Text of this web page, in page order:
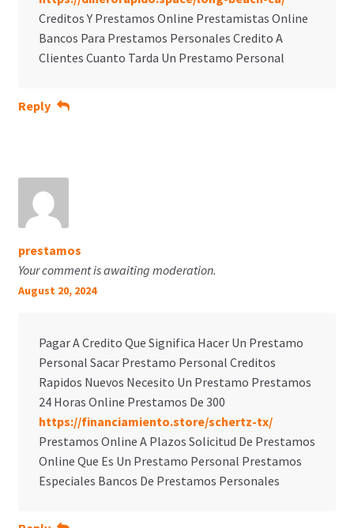
Creditos Y Prestamos Online Prestamistas Online
Bancos Para Prestamos Personales Credito A
Clientes Cuanto Tarda Un Prestamo Personal
Reply
prestamos
Your comment is awaiting moderation.
August 20, 2024
Pagar A Credito Que Significa Hacer Un Prestamo
Personal Sacar Prestamo Personal Creditos
Rapidos Nuevos Necesito Un Prestamo Prestamos
24 Horas Online Prestamos De 300
https://financiamiento.store/schertz-tx/
Prestamos Online A Plazos Solicitud De Prestamos
Online Que Es Un Prestamo Personal Prestamos
Especiales Bancos De Prestamos Personales